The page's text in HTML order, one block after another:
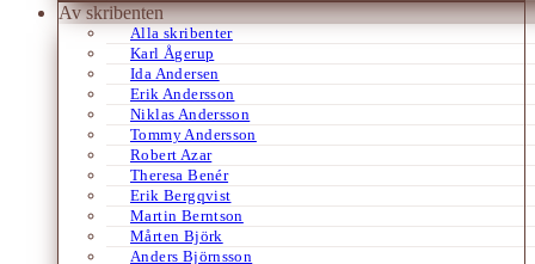
Av skribenten
Alla skribenter
Karl Ågerup
Ida Andersen
Erik Andersson
Niklas Andersson
Tommy Andersson
Robert Azar
Theresa Benér
Erik Bergqvist
Martin Berntson
Mårten Björk
Anders Björnsson